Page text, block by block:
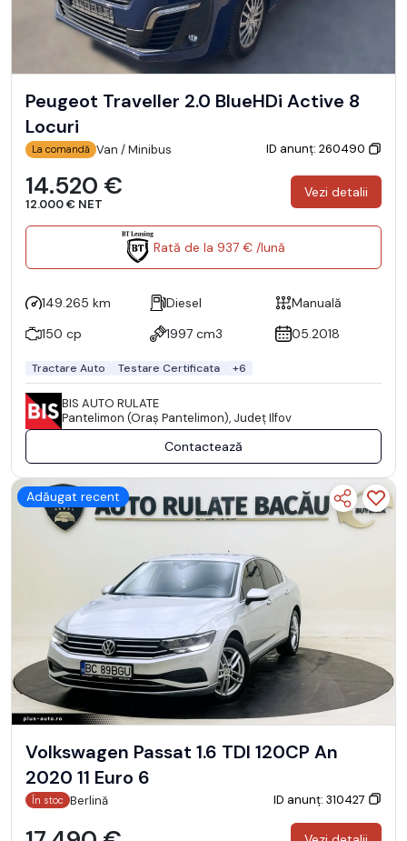
Peugeot Traveller 2.0 BlueHDi Active 8
Locuri
La comandă Van / Minibus ID anunț: 260490
14.520 €
12.000 € NET
Vezi detalii
Rată de la 937 € /lună
149.265 km Diesel
Manuală
150 cp
1997 cm3 05.2018
Tractare Auto Testare Certificata +6
BIS AUTO RULATE
Pantelimon (Oraş Pantelimon), Județ Ilfov
Contactează
Adăugat recent
Volkswagen Passat 1.6 TDI 120CP An
2020 11 Euro 6
În stoc Berlină ID anunț: 310427